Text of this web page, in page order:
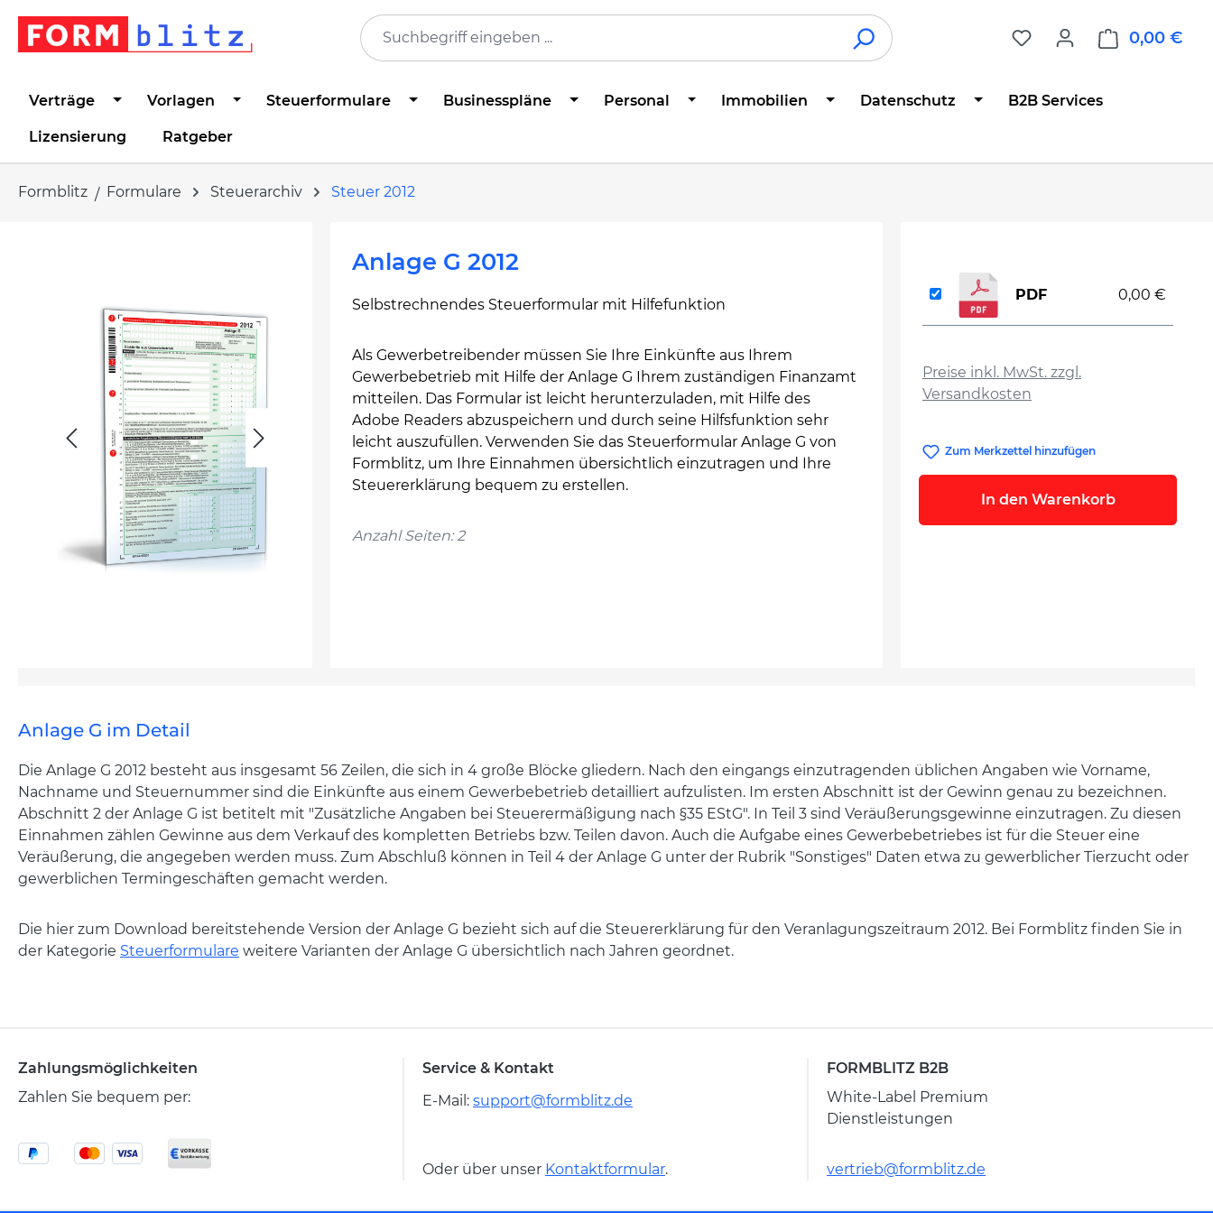
Zur Hauptnavigation springen
0,00 €
Verträge Vorlagen Steuerformulare Businesspläne Personal Immobilien Datenschutz B2B Services
Lizensierung Ratgeber
Formblitz Formulare Steuerarchiv Steuer 2012
Anlage G 2012
Selbstrechnendes Steuerformular mit Hilfefunktion
Als Gewerbetreibender müssen Sie Ihre Einkünfte aus Ihrem
Gewerbebetrieb mit Hilfe der Anlage G Ihrem zuständigen Finanzamt
mitteilen. Das Formular ist leicht herunterzuladen, mit Hilfe des
Adobe Readers abzuspeichern und durch seine Hilfsfunktion sehr
leicht auszufüllen. Verwenden Sie das Steuerformular Anlage G von
Formblitz, um Ihre Einnahmen übersichtlich einzutragen und Ihre
Steuererklärung bequem zu erstellen.
Anzahl Seiten: 2
Preise inkl. MwSt. zzgl.
Versandkosten
PDF 0,00 €
Zum Merkzettel hinzufügen
In den Warenkorb
Anlage G im Detail
Die Anlage G 2012 besteht aus insgesamt 56 Zeilen, die sich in 4 große Blöcke gliedern. Nach den eingangs einzutragenden üblichen Angaben wie Vorname,
Nachname und Steuernummer sind die Einkünfte aus einem Gewerbebetrieb detailliert aufzulisten. Im ersten Abschnitt ist der Gewinn genau zu bezeichnen.
Abschnitt 2 der Anlage G ist betitelt mit "Zusätzliche Angaben bei Steuerermäßigung nach §35 EStG". In Teil 3 sind Veräußerungsgewinne einzutragen. Zu diesen
Einnahmen zählen Gewinne aus dem Verkauf des kompletten Betriebs bzw. Teilen davon. Auch die Aufgabe eines Gewerbebetriebes ist für die Steuer eine
Veräußerung, die angegeben werden muss. Zum Abschluß können in Teil 4 der Anlage G unter der Rubrik "Sonstiges" Daten etwa zu gewerblicher Tierzucht oder
gewerblichen Termingeschäften gemacht werden.
Die hier zum Download bereitstehende Version der Anlage G bezieht sich auf die Steuererklärung für den Veranlagungszeitraum 2012. Bei Formblitz finden Sie in
der Kategorie Steuerformulare weitere Varianten der Anlage G übersichtlich nach Jahren geordnet.
Zahlungsmöglichkeiten
Zahlen Sie bequem per:
Service & Kontakt
E-Mail: support@formblitz.de
Oder über unser Kontaktformular.
FORMBLITZ B2B
White-Label Premium
Dienstleistungen
vertrieb@formblitz.de